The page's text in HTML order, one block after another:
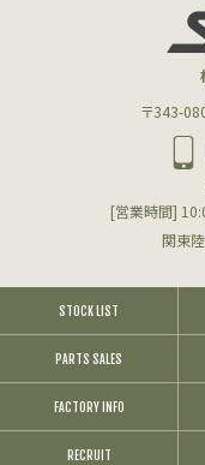
〒343-
[営業時間]
関東
STOCK LIST
PARTS SALES
FACTORY INFO
RECRUIT